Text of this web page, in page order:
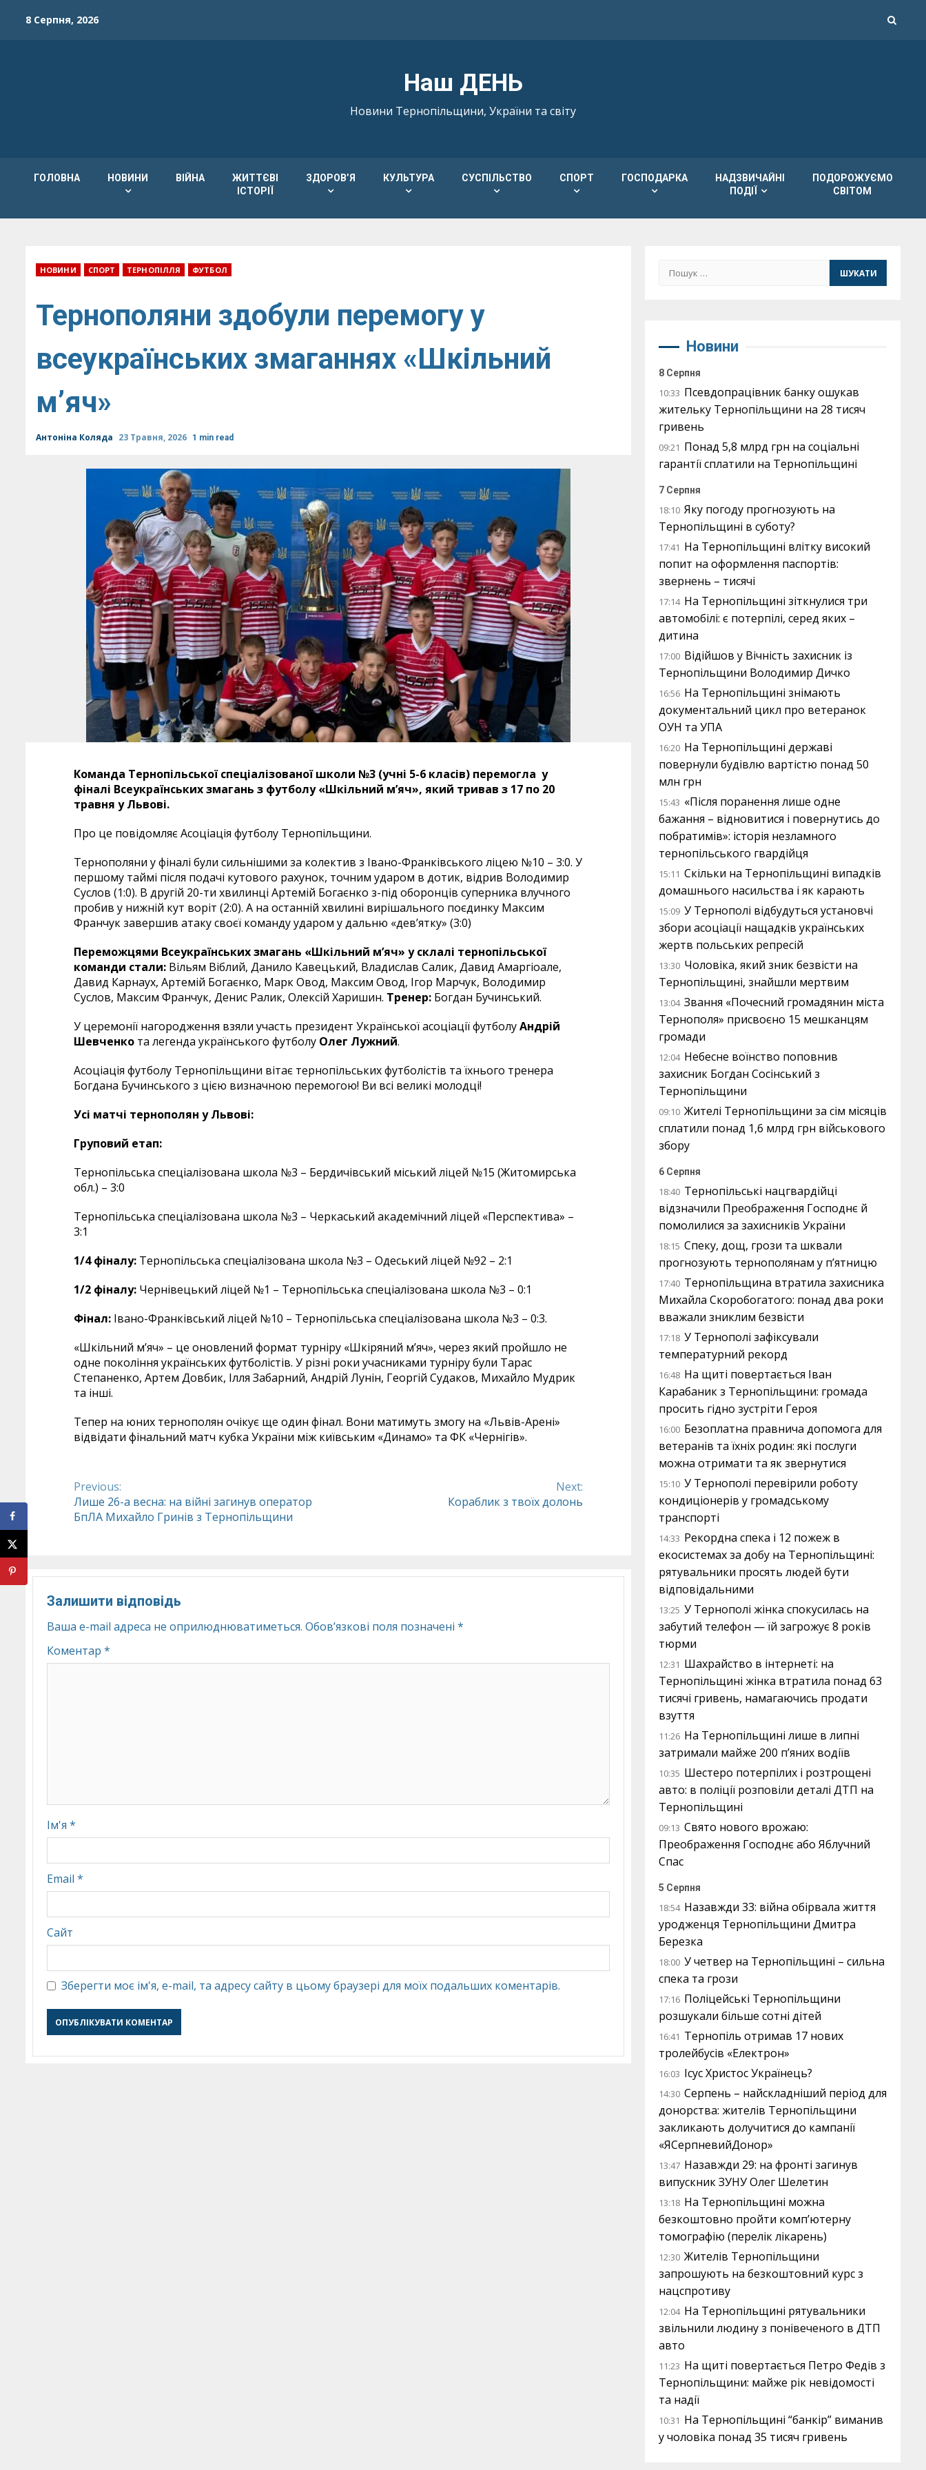
8 Серпня, 2026
Наш ДЕНЬ
Новини Тернопільщини, України та світу
ГОЛОВНА НОВИНИ ВІЙНА
ЖИТТЄВІ
ІСТОРІЇ
ЗДОРОВ’Я КУЛЬТУРА СУСПІЛЬСТВО СПОРТ ГОСПОДАРКА
НАДЗВИЧАЙНІ
ПОДІЇ
ПОДОРОЖУЄМО
СВІТОМ
НОВИНИ СПОРТ ТЕРНОПІЛЛЯ ФУТБОЛ
Тернополяни здобули перемогу у
всеукраїнських змаганнях «Шкільний
м’яч»
Антоніна Коляда 23 Травня, 2026 1 min read
Команда Тернопільської спеціалізованої школи №3 (учні 5-6 класів) перемогла у
фіналі Всеукраїнських змагань з футболу «Шкільний м’яч», який тривав з 17 по 20
травня у Львові.
Про це повідомляє Асоціація футболу Тернопільщини.
Тернополяни у фіналі були сильнішими за колектив з Івано-Франківського ліцею №10 – 3:0. У
першому таймі після подачі кутового рахунок, точним ударом в дотик, відрив Володимир
Суслов (1:0). В другій 20-ти хвилинці Артемій Богаєнко з-під оборонців суперника влучного
пробив у нижній кут воріт (2:0). А на останній хвилині вирішального поєдинку Максим
Франчук завершив атаку своєї команду ударом у дальню «дев’ятку» (3:0)
Переможцями Всеукраїнських змагань «Шкільний м’яч» у склалі тернопільської
команди стали: Вільям Віблий, Данило Кавецький, Владислав Салик, Давид Амаргіоале,
Давид Карнаух, Артемій Богаєнко, Марк Овод, Максим Овод, Ігор Марчук, Володимир
Суслов, Максим Франчук, Денис Ралик, Олексій Харишин. Тренер: Богдан Бучинський.
У церемонії нагородження взяли участь президент Української асоціації футболуАндрій
Шевченко та легенда українського футболу Олег Лужний.
Асоціація футболу Тернопільщини вітає тернопільських футболістів та їхнього тренера
Богдана Бучинського з цією визначною перемогою! Ви всі великі молодці!
Усі матчі тернополян у Львові:
Груповий етап:
Тернопільська спеціалізована школа №3 – Бердичівський міський ліцей №15 (Житомирська
обл.) – 3:0
Тернопільська спеціалізована школа №3 – Черкаський академічний ліцей «Перспектива» –
3:1
1/4 фіналу: Тернопільська спеціалізована школа №3 – Одеський ліцей №92 – 2:1
1/2 фіналу: Чернівецький ліцей №1 – Тернопільська спеціалізована школа №3 – 0:1
Фінал: Івано-Франківський ліцей №10 – Тернопільська спеціалізована школа №3 – 0:3.
«Шкільний м’яч» – це оновлений формат турніру «Шкіряний м’яч», через який пройшло не
одне покоління українських футболістів. У різні роки учасниками турніру були Тарас
Степаненко, Артем Довбик, Ілля Забарний, Андрій Лунін, Георгій Судаков, Михайло Мудрик
та інші.
Тепер на юних тернополян очікує ще один фінал. Вони матимуть змогу на «Львів-Арені»
відвідати фінальний матч кубка України між київським «Динамо» та ФК «Чернігів».
Continue
Reading
Previous:
Лише 26-а весна: на війні загинув оператор
БпЛА Михайло Гринів з Тернопільщини
Next:
Кораблик з твоїх долонь
Залишити відповідь
Ваша e-mail адреса не оприлюднюватиметься. Обов’язкові поля позначені *
Коментар *
Ім'я *
Email *
Сайт
Зберегти моє ім'я, e-mail, та адресу сайту в цьому браузері для моїх подальших коментарів.
Пошук:
Новини
8 Серпня
10:33 Псевдопрацівник банку ошукав
жительку Тернопільщини на 28 тисяч
гривень
09:21 Понад 5,8 млрд грн на соціальні
гарантії сплатили на Тернопільщині
7 Серпня
18:10 Яку погоду прогнозують на
Тернопільщині в суботу?
17:41 На Тернопільщині влітку високий
попит на оформлення паспортів:
звернень – тисячі
17:14 На Тернопільщині зіткнулися три
автомобілі: є потерпілі, серед яких –
дитина
17:00 Відійшов у Вічність захисник із
Тернопільщини Володимир Дичко
16:56 На Тернопільщині знімають
документальний цикл про ветеранок
ОУН та УПА
16:20 На Тернопільщині державі
повернули будівлю вартістю понад 50
млн грн
15:43 «Після поранення лише одне
бажання – відновитися і повернутись до
побратимів»: історія незламного
тернопільського гвардійця
15:11 Скільки на Тернопільщині випадків
домашнього насильства і як карають
15:09 У Тернополі відбудуться установчі
збори асоціації нащадків українських
жертв польських репресій
13:30 Чоловіка, який зник безвісти на
Тернопільщині, знайшли мертвим
13:04 Звання «Почесний громадянин міста
Тернополя» присвоєно 15 мешканцям
громади
12:04 Небесне воїнство поповнив
захисник Богдан Сосінський з
Тернопільщини
09:10 Жителі Тернопільщини за сім місяців
сплатили понад 1,6 млрд грн військового
збору
6 Серпня
18:40 Тернопільські нацгвардійці
відзначили Преображення Господнє й
помолилися за захисників України
18:15 Спеку, дощ, грози та шквали
прогнозують тернополянам у п’ятницю
17:40 Тернопільщина втратила захисника
Михайла Скоробогатого: понад два роки
вважали зниклим безвісти
17:18 У Тернополі зафіксували
температурний рекорд
16:48 На щиті повертається Іван
Карабаник з Тернопільщини: громада
просить гідно зустріти Героя
16:00 Безоплатна правнича допомога для
ветеранів та їхніх родин: які послуги
можна отримати та як звернутися
15:10 У Тернополі перевірили роботу
кондиціонерів у громадському
транспорті
14:33 Рекордна спека і 12 пожеж в
екосистемах за добу на Тернопільщині:
рятувальники просять людей бути
відповідальними
13:25 У Тернополі жінка спокусилась на
забутий телефон — їй загрожує 8 років
тюрми
12:31 Шахрайство в інтернеті: на
Тернопільщині жінка втратила понад 63
тисячі гривень, намагаючись продати
взуття
11:26 На Тернопільщині лише в липні
затримали майже 200 п’яних водіїв
10:35 Шестеро потерпілих і розтрощені
авто: в поліції розповіли деталі ДТП на
Тернопільщині
09:13 Свято нового врожаю:
Преображення Господнє або Яблучний
Спас
5 Серпня
18:54 Назавжди 33: війна обірвала життя
уродженця Тернопільщини Дмитра
Березка
18:00 У четвер на Тернопільщині – сильна
спека та грози
17:16 Поліцейські Тернопільщини
розшукали більше сотні дітей
16:41 Тернопіль отримав 17 нових
тролейбусів «Електрон»
16:03 Ісус Христос Українець?
14:30 Серпень – найскладніший період для
донорства: жителів Тернопільщини
закликають долучитися до кампанії
«ЯСерпневийДонор»
13:47 Назавжди 29: на фронті загинув
випускник ЗУНУ Олег Шелетин
13:18 На Тернопільщині можна
безкоштовно пройти комп’ютерну
томографію (перелік лікарень)
12:30 Жителів Тернопільщини
запрошують на безкоштовний курс з
нацспротиву
12:04 На Тернопільщині рятувальники
звільнили людину з понівеченого в ДТП
авто
11:23 На щиті повертається Петро Федів з
Тернопільщини: майже рік невідомості
та надії
10:31 На Тернопільщині “банкір” виманив
у чоловіка понад 35 тисяч гривень